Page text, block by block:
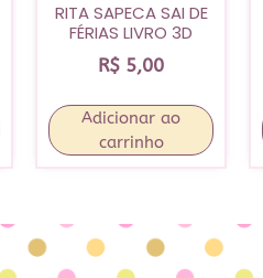
RITA SAPECA SAI DE
FÉRIAS LIVRO 3D
R$ 5,00
Adicionar ao
carrinho